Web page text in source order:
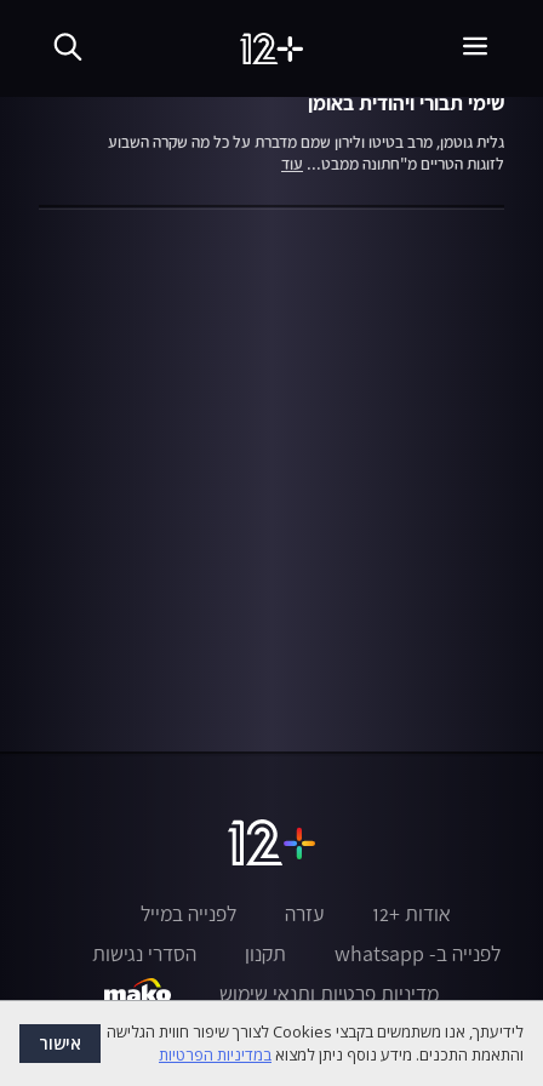
עד החתונה זה יעבור
שימי תבורי ויהודית באומן
גלית גוטמן, מרב בטיטו ולירון שמם מדברת על כל מה שקרה השבוע
לזוגות הטריים מ"חתונה ממבט... עוד
אודות +12 עזרה
לפנייה במייל
לפנייה ב- whatsapp
תקנון
הסדרי נגישות
מדיניות פרטיות ותנאי שימוש
לידיעתך, אנו משתמשים בקבצי Cookies לצורך שיפור חווית הגלישה
והתאמת התכנים. מידע נוסף ניתן למצואבמדיניות הפרטיות אישור